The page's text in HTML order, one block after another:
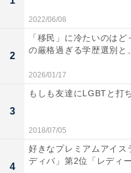
仕事への考え方
世の中の仕事全体に対し
ず84.8％の人が「世の中
2022/06/08
2
「移民」に冷たいのは
の厳格過ぎる学歴選別と
2026/01/17
3
もしも友達にLGBTと打
2018/07/05
4
好きなプレミアムアイス
ディバ」第2位「レディ